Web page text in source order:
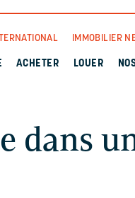
IMMOBILIER
ACHETER LOUER
dans